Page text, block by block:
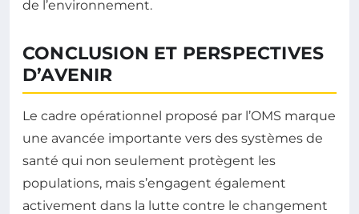
de l’environnement.
CONCLUSION ET PERSPECTIVES
D’AVENIR
Le cadre opérationnel proposé par l’OMS marque
une avancée importante vers des systèmes de
santé qui non seulement protègent les
populations, mais s’engagent également
activement dans la lutte contre le changement